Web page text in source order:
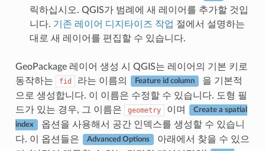
릭하십시오. QGIS가 범례에 새 레이어를 추가할 것입
니다. 기존 레이어 디지타이즈 작업 절에서 설명하는
대로 새 레이어를 편집할 수 있습니다.
GeoPackage 레이어 생성 시 QGIS는 레이어의 기본 키로
동작하는
fid 라는 이름의 Feature id column
을 기본적
으로 생성합니다. 이 이름은 수정할 수 있습니다. 도형 필
드가 있는 경우, 그 이름은
geometry 이며 Create a spatial
index
옵션을 사용해서 공간 인덱스를 생성할 수 있습니
다. 이 옵션들은
Advanced Options
아래에서 찾을 수 있으